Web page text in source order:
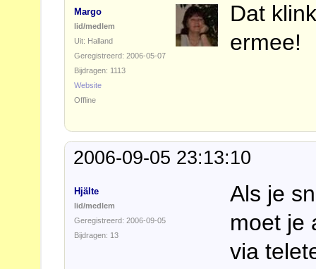
Margo
lid/medlem
Uit: Halland
Geregistreerd: 2006-05-07
Bijdragen: 1113
Website
Dat
ermee!
Offline
2006-09-05 23:13:10
Hjälte
lid/medlem
Geregistreerd: 2006-09-05
Bijdragen: 13
Als je
moet je
via